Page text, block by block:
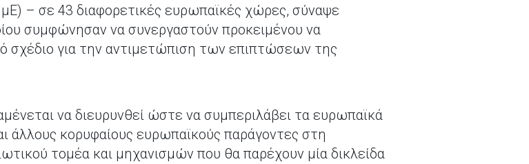
– σε 43 διαφορετικές ευρωπαϊκές χώρες, σύναψε
συμφώνησαν να συνεργαστούν προκειμένου να
σχέδιο για την αντιμετώπιση των επιπτώσεων της
να διευρυνθεί ώστε να συμπεριλάβει τα ευρωπαϊκά
άλλους κορυφαίους ευρωπαϊκούς παράγοντες στη
τομέα και μηχανισμών που θα παρέχουν μία δικλείδα